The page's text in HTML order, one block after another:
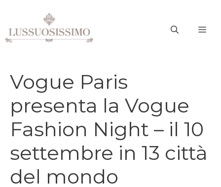
contenuto
Vogue Paris
presenta la Vogue
Fashion Night – il 10
settembre in 13 città
del mondo